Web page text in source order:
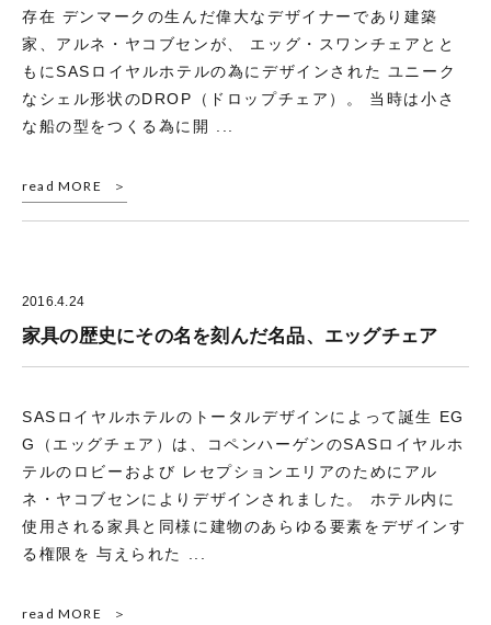
存在 デンマークの生んだ偉大なデザイナーであり建築
家、アルネ・ヤコブセンが、 エッグ・スワンチェアとと
もにSASロイヤルホテルの為にデザインされた ユニーク
なシェル形状のDROP（ドロップチェア）。 当時は小さ
な船の型をつくる為に開 ...
read MORE
2016.4.24
家具の歴史にその名を刻んだ名品、エッグチェア
SASロイヤルホテルのトータルデザインによって誕生 EG
G（エッグチェア）は、コペンハーゲンのSASロイヤルホ
テルのロビーおよび レセプションエリアのためにアル
ネ・ヤコブセンによりデザインされました。 ホテル内に
使用される家具と同様に建物のあらゆる要素をデザインす
る権限を 与えられた ...
read MORE